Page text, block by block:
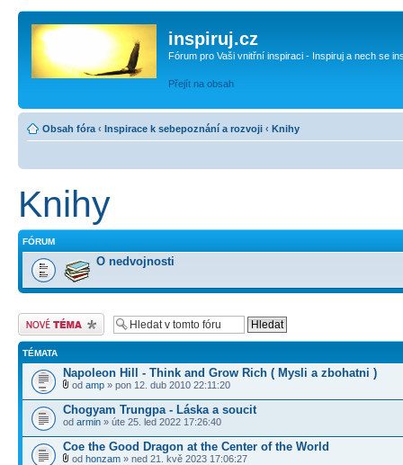
inspiruj.cz
Fórum pro Vaši vnitřní inspiraci - Inspiruj a nech se
Přejít na obsah
Obsah fóra ‹ Inspirace k sebepoznání a rozvoji ‹ Knihy
Knihy
FÓRUM
O nedvojnosti
Odeslat nové téma
TÉMATA
Napoleon Hill - Think and Grow Rich ( Mysli a zbohatni )
od amp » pon 12. dub 2010 22:11:20
Chogyam Trungpa - Láska a soucit
od armin » úte 25. led 2022 17:26:40
Coe the Good Dragon at the Center of the World
od honzam » ned 21. kvě 2023 17:06:27